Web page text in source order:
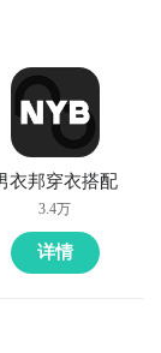
衣邦穿衣搭配
3.4万
详情